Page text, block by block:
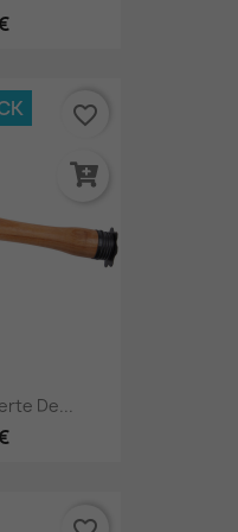
De...
favorite_border